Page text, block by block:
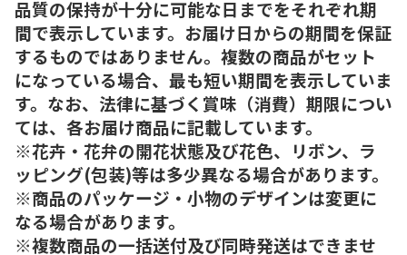
品質の保持が十分に可能な日までをそれぞれ期
間で表示しています。お届け日からの期間を保証
するものではありません。複数の商品がセット
になっている場合、最も短い期間を表示していま
す。なお、法律に基づく賞味（消費）期限につい
ては、各お届け商品に記載しています。
※花卉・花弁の開花状態及び花色、リボン、ラ
ッピング(包装)等は多少異なる場合があります。
※商品のパッケージ・小物のデザインは変更に
なる場合があります。
※複数商品の一括送付及び同時発送はできませ